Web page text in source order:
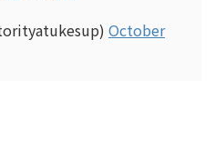
October